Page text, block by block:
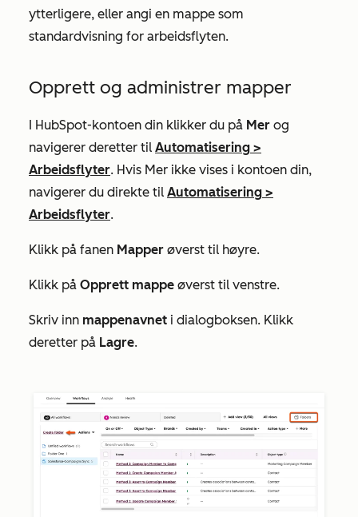
ytterligere, eller angi en mappe som
standardvisning for arbeidsflyten.
Opprett og administrer mapper
I HubSpot-kontoen din klikker du på Mer og
navigerer deretter til Automatisering >
Arbeidsflyter. Hvis Mer ikke vises i kontoen din,
navigerer du direkte til Automatisering >
Arbeidsflyter.
Klikk på fanen Mapper øverst til høyre.
Klikk på Opprett mappe øverst til venstre.
Skriv inn mappenavnet i dialogboksen. Klikk
deretter på Lagre.